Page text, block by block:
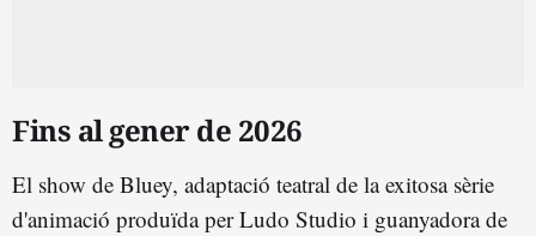
Fins al gener de 2026
El show de Bluey, adaptació teatral de la exitosa sèrie
d'animació produïda per Ludo Studio i guanyadora de